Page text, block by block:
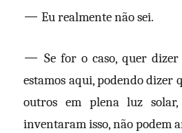
—Eu realmente não sei.
— Se for o caso, quer
estamos aqui, podendo dizer
outros em plena luz solar,
inventaram isso, não podem